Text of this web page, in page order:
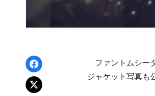
Facebookでシェア
xでポスト
ファントムシー
ジャケット写真も